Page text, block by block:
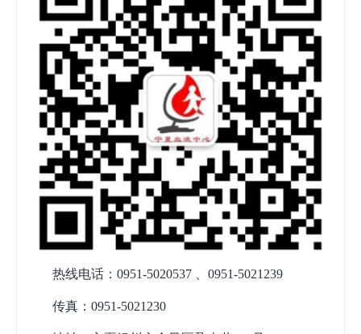
热线电话：0951-5020537 、0951-5021239
传真：0951-5021230